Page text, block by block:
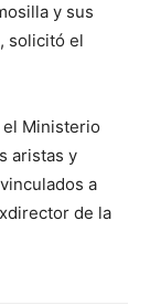
y sus
solicitó el
Ministerio
aristas y
a
de la